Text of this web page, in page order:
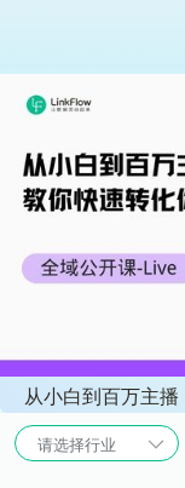
从小白到百万主
请选择行业